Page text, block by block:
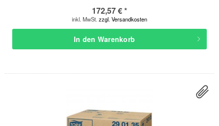
172,57 € *
inkl. MwSt. zzgl. Versandkosten
In den Warenkorb